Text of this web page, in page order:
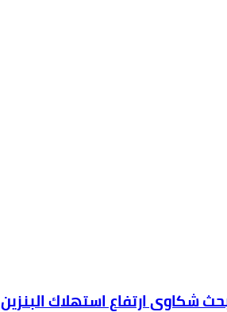
شكاوى ارتفاع استهلاك البنزين